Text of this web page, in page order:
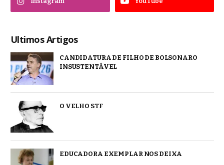
Ultimos Artigos
CANDIDATURA DE FILHO DE BOLSONARO
INSUSTENTÁVEL
O VELHO STF
EDUCADORA EXEMPLAR NOS DEIXA